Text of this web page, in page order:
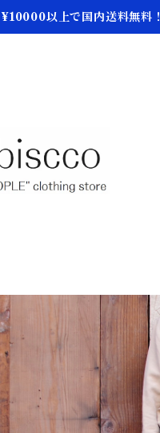
¥10000以上で国内送料無料！